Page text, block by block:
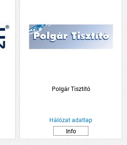
Polgár Tisztító
Hálózat adatlap
Info